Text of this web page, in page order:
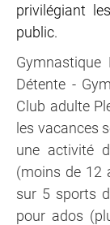
privilégiant
public.
Détente -
Club adulte
les vacances
une activité
(moins de 12
sur 5 sports
pour ados